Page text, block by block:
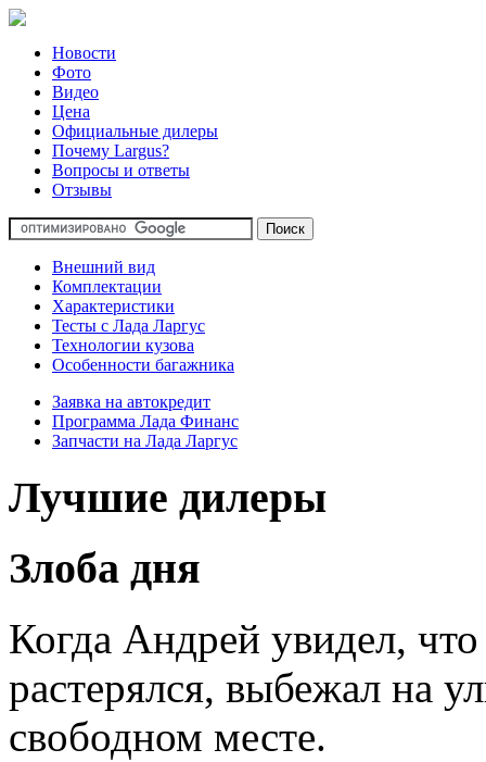
Новости
Фото
Видео
Цена
Официальные дилеры
Почему Largus?
Вопросы и ответы
Отзывы
Внешний вид
Комплектации
Характеристики
Тесты с Лада Ларгус
Технологии кузова
Особенности багажника
Заявка на автокредит
Программа Лада Финанс
Запчасти на Лада Ларгус
Лучшие дилеры
Злоба дня
Когда Андрей увидел,
растерялся, выбежал на
свободном месте.